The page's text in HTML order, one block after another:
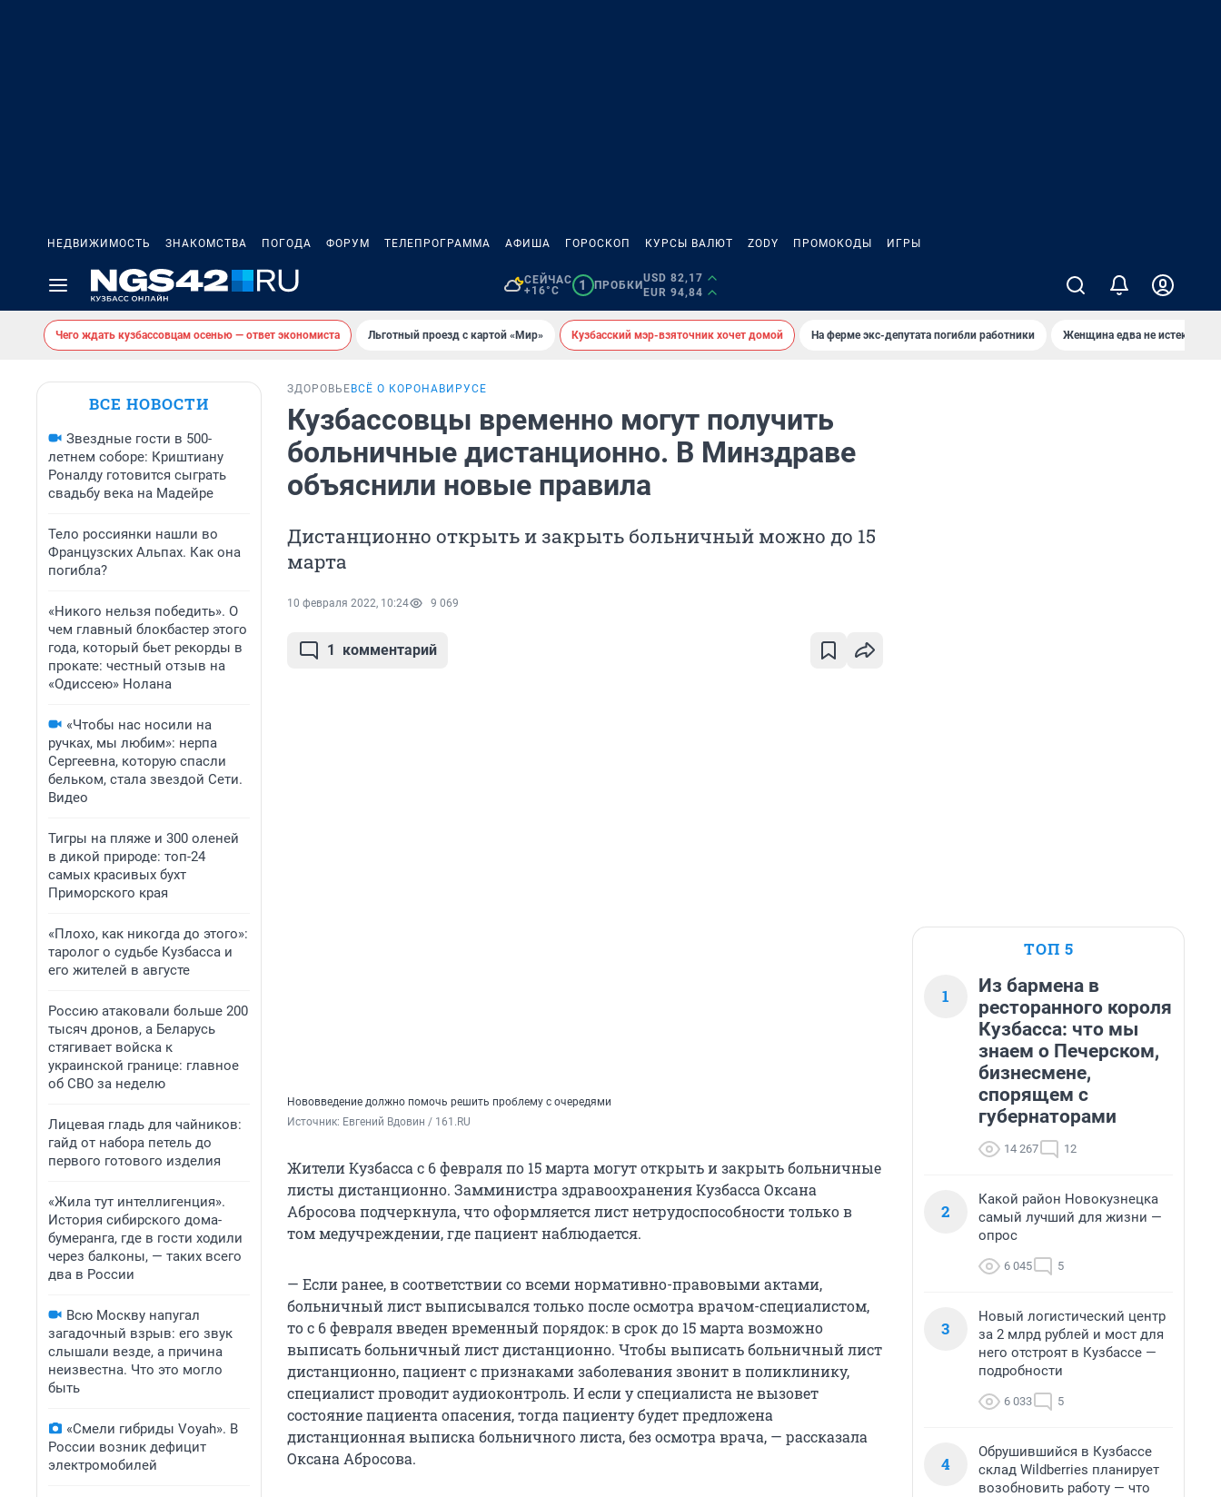
НЕДВИЖИМОСТЬ ЗНАКОМСТВА ПОГОДА ФОРУМ ТЕЛЕПРОГРАММА АФИША ГОРОСКОП КУРСЫ ВАЛЮТ ZODY ПРОМОКОДЫ ИГРЫ
СЕЙЧАС
+16°C
1 ПРОБКИ
USD 82,17
EUR 94,84
Чего ждать кузбассовцам осенью — ответ экономиста Льготный проезд с картой «Мир» Кузбасский мэр-взяточник хочет домой На ферме экс-депутата погибли работники Женщина едва не истекла
ВСЕ НОВОСТИ
Звездные гости в 500-
летнем соборе: Криштиану
Роналду готовится сыграть
свадьбу века на Мадейре
Тело россиянки нашли во
Французских Альпах. Как она
погибла?
«Никого нельзя победить». О
чем главный блокбастер этого
года, который бьет рекорды в
прокате: честный отзыв на
«Одиссею» Нолана
«Чтобы нас носили на
ручках, мы любим»: нерпа
Сергеевна, которую спасли
бельком, стала звездой Сети.
Видео
Тигры на пляже и 300 оленей
в дикой природе: топ-24
самых красивых бухт
Приморского края
«Плохо, как никогда до этого»:
таролог о судьбе Кузбасса и
его жителей в августе
Россию атаковали больше 200
тысяч дронов, а Беларусь
стягивает войска к
украинской границе: главное
об СВО за неделю
Лицевая гладь для чайников:
гайд от набора петель до
первого готового изделия
«Жила тут интеллигенция».
История сибирского дома-
бумеранга, где в гости ходили
через балконы, — таких всего
два в России
Всю Москву напугал
загадочный взрыв: его звук
слышали везде, а причина
неизвестна. Что это могло
быть
«Смели гибриды Voyah». В
России возник дефицит
электромобилей
ЗДОРОВЬЕ ВСЁ О КОРОНАВИРУСЕ
Кузбассовцы временно могут получить
больничные дистанционно. В Минздраве
объяснили новые правила
Дистанционно открыть и закрыть больничный можно до 15
марта
10 февраля 2022, 10:24 9 069
1 комментарий
Нововведение должно помочь решить проблему с очередями
Источник: Евгений Вдовин / 161.RU
Жители Кузбасса с 6 февраля по 15 марта могут открыть и закрыть больничные
листы дистанционно. Замминистра здравоохранения Кузбасса Оксана
Абросова подчеркнула, что оформляется лист нетрудоспособности только в
том медучреждении, где пациент наблюдается.
— Если ранее, в соответствии со всеми нормативно-правовыми актами,
больничный лист выписывался только после осмотра врачом-специалистом,
то с 6 февраля введен временный порядок: в срок до 15 марта возможно
выписать больничный лист дистанционно. Чтобы выписать больничный лист
дистанционно, пациент с признаками заболевания звонит в поликлинику,
специалист проводит аудиоконтроль. И если у специалиста не вызовет
состояние пациента опасения, тогда пациенту будет предложена
дистанционная выписка больничного листа, без осмотра врача, — рассказала
Оксана Абросова.
ТОП 5
1
Из бармена в
ресторанного короля
Кузбасса: что мы
знаем о Печерском,
бизнесмене,
спорящем с
губернаторами
14 267 12
2
Какой район Новокузнецка
самый лучший для жизни —
опрос
6 045 5
3
Новый логистический центр
за 2 млрд рублей и мост для
него отстроят в Кузбассе —
подробности
6 033 5
4
Обрушившийся в Кузбассе
склад Wildberries планирует
возобновить работу — что